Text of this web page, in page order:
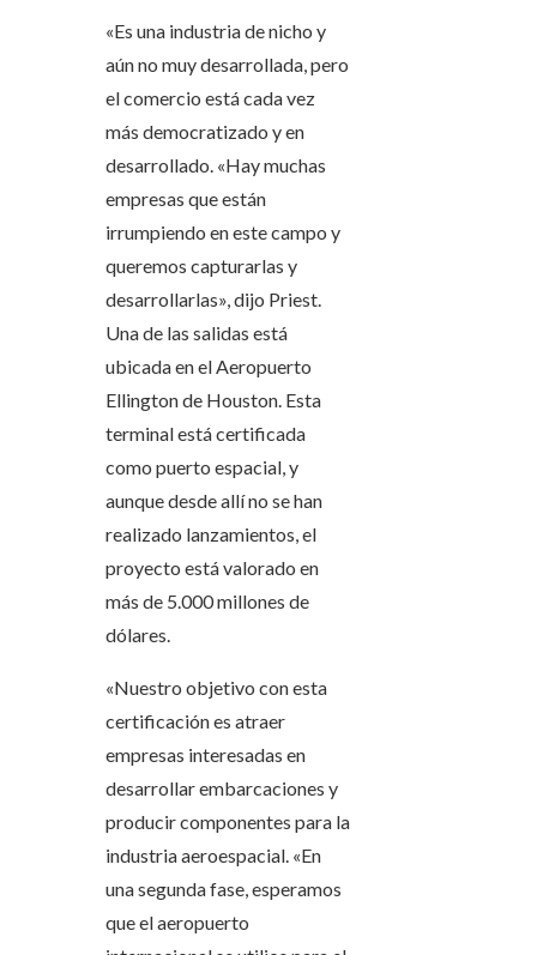
«Es una industria de nicho y
aún no muy desarrollada, pero
el comercio está cada vez
más democratizado y en
desarrollado. «Hay muchas
empresas que están
irrumpiendo en este campo y
queremos capturarlas y
desarrollarlas», dijo Priest.
Una de las salidas está
ubicada en el Aeropuerto
Ellington de Houston. Esta
terminal está certificada
como puerto espacial, y
aunque desde allí no se han
realizado lanzamientos, el
proyecto está valorado en
más de 5.000 millones de
dólares.
«Nuestro objetivo con esta
certificación es atraer
empresas interesadas en
desarrollar embarcaciones y
producir componentes para la
industria aeroespacial. «En
una segunda fase, esperamos
que el aeropuerto